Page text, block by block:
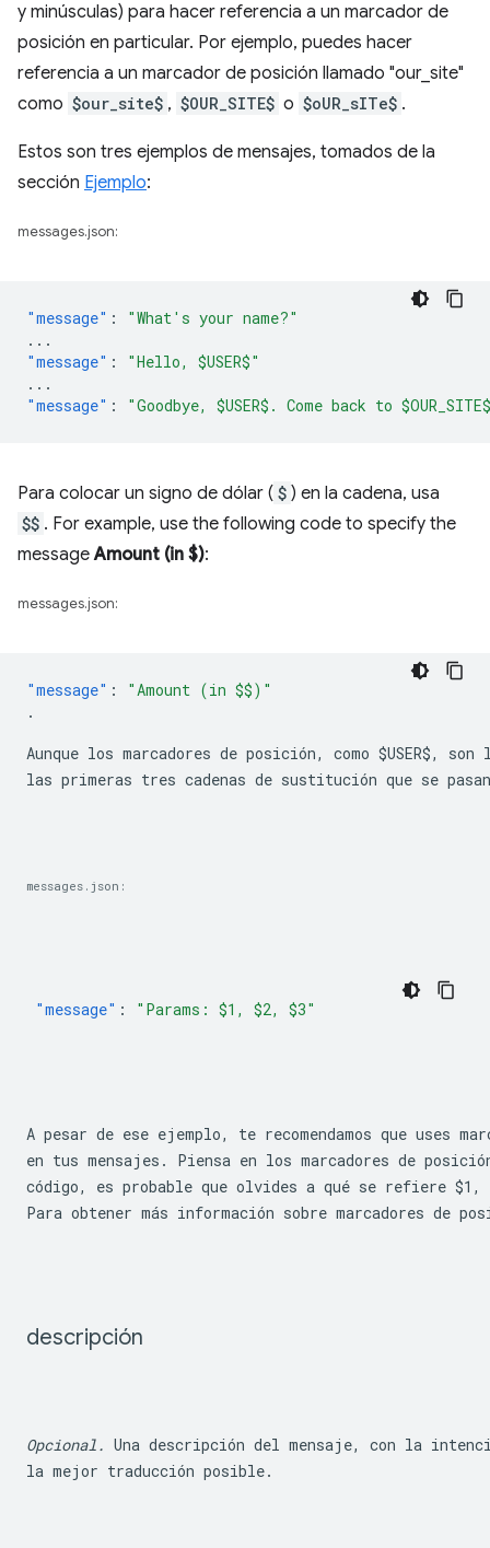
y minúsculas) para hacer referencia a un marcador de
posición en particular. Por ejemplo, puedes hacer
referencia a un marcador de posición llamado "our_site"
como $our_site$ , $OUR_SITE$ o $oUR_sITe$ .
Estos son tres ejemplos de mensajes, tomados de la
sección Ejemplo:
messages.json:
"message" :
"What's your name?"
...
"message" :
"Hello, $USER$"
...
"message" : "Goodbye, $USER$. Come back to
Para colocar un signo de dólar ( $ ) en la cadena, usa
$$ . For example, use the following code to specify the
messageAmount (in $):
messages.json:
"message" :
Aunque los marcadores de posición, como $USER$, son
las primeras tres cadenas de sustitución que se
messages.json:
"message" : "Params: $1, $2, $3"
A pesar de ese ejemplo, te recomendamos que uses
en tus mensajes. Piensa en los marcadores de
código, es probable que olvides a qué se refiere $1 ,
Para obtener más información sobre marcadores
descripción
Opcional. Una descripción del mensaje, con la
la mejor traducción posible.